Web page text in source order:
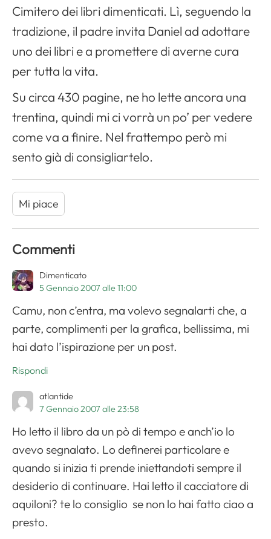
Cimitero dei libri dimenticati. Lì, seguendo la
tradizione, il padre invita Daniel ad adottare
uno dei libri e a promettere di averne cura
per tutta la vita.
Su circa 430 pagine, ne ho lette ancora una
trentina, quindi mi ci vorrà un po’ per vedere
come va a finire. Nel frattempo però mi
sento già di consigliartelo.
Mi piace
Commenti
Dimenticato
5 Gennaio 2007 alle 11:00
Camu, non c’entra, ma volevo segnalarti che, a
parte, complimenti per la grafica, bellissima, mi
hai dato l’ispirazione per un post.
Rispondi
atlantide
7 Gennaio 2007 alle 23:58
Ho letto il libro da un pò di tempo e anch’io lo
avevo segnalato. Lo definerei particolare e
quando si inizia ti prende iniettandoti sempre il
desiderio di continuare. Hai letto il cacciatore di
aquiloni? te lo consiglio se non lo hai fatto ciao a
presto.